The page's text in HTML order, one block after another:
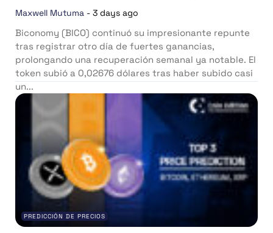
Maxwell Mutuma - 3 days ago
Biconomy (BICO) continuó su impresionante repunte
tras registrar otro día de fuertes ganancias,
prolongando una recuperación semanal ya notable. El
token subió a 0,02676 dólares tras haber subido casi
un...
PREDICCIÓN DE PRECIOS